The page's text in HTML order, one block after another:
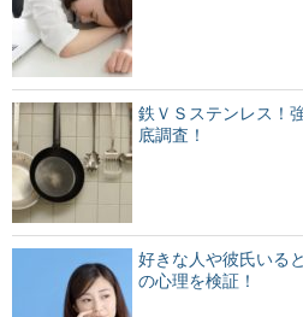
鉄ＶＳステンレス！
底調査！
好きな人や彼氏いる
の心理を検証！